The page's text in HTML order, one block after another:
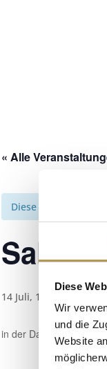
Diese
Wir
und die
Website
« Alle
Diese
14 Juli, 13:15
in der Dampfsauna,